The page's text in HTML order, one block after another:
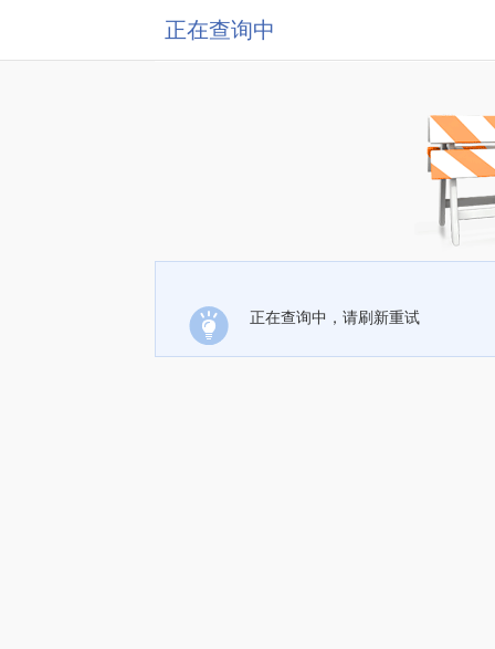
正在查询中
正在查询中，请刷新重试